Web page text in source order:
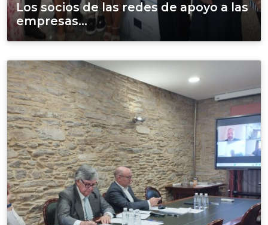
Los socios de las redes de apoyo a las
empresas...